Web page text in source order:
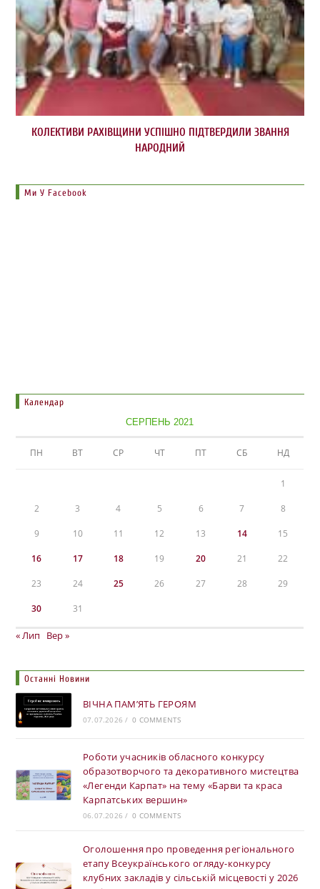
КОЛЕКТИВИ РАХІВЩИНИ УСПІШНО ПІДТВЕРДИЛИ ЗВАННЯ
НАРОДНИЙ
Ми У Facebook
Календар
СЕРПЕНЬ 2021
ПН ВТ СР ЧТ ПТ СБ НД
1
2 3 4 5 6 7 8
9 10 11 12 13 14 15
16 17 18 19 20 21 22
23 24 25 26 27 28 29
30 31
« Лип Вер »
Останні Новини
ВІЧНА ПАМ’ЯТЬ ГЕРОЯМ
07.07.2026 / 0 COMMENTS
Роботи учасників обласного конкурсу
образотворчого та декоративного мистецтва
«Легенди Карпат» на тему «Барви та краса
Карпатських вершин»
06.07.2026 / 0 COMMENTS
Оголошення про проведення регіонального
етапу Всеукраїнського огляду-конкурсу
клубних закладів у сільській місцевості у 2026